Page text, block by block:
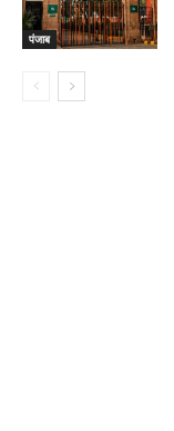
पंजाब